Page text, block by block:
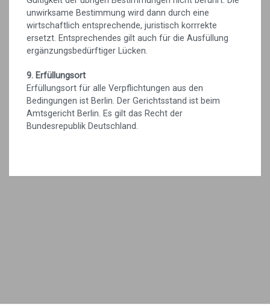
unwirksame Bestimmung wird dann durch eine
wirtschaftlich entsprechende, juristisch korrrekte
ersetzt. Entsprechendes gilt auch für die Ausfüllung
ergänzungsbedürftiger Lücken.
9. Erfüllungsort
Erfüllungsort für alle Verpflichtungen aus den
Bedingungen ist Berlin. Der Gerichtsstand ist beim
Amtsgericht Berlin. Es gilt das Recht der
Bundesrepublik Deutschland.